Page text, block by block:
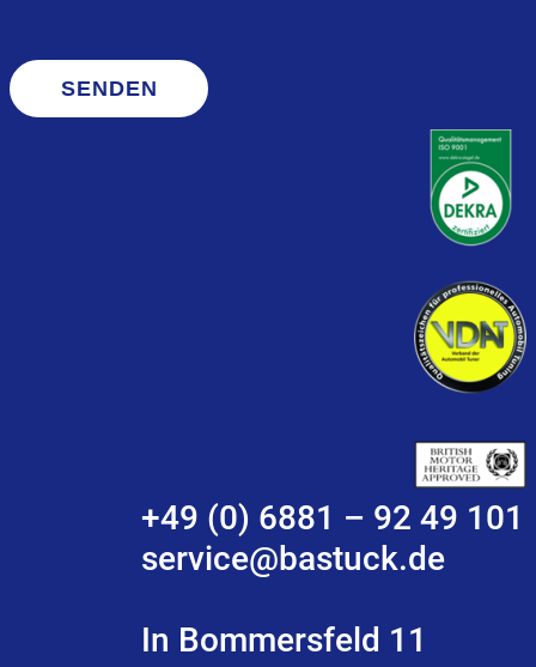
SENDEN
+49 (0) 6881 – 92 49 101
service@bastuck.de
In Bommersfeld 11